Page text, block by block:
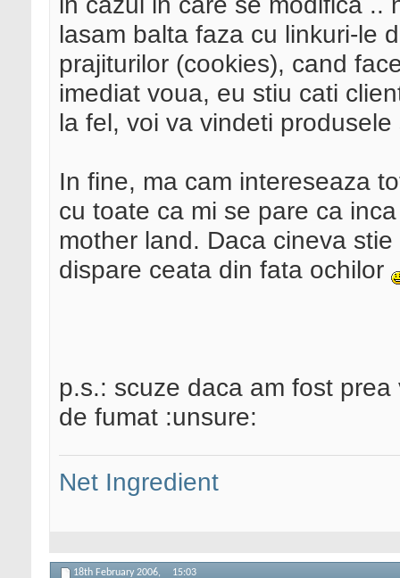
lasam balta faza cu linkuri-le
prajiturilor (cookies), cand
imediat voua, eu stiu cati
la fel, voi va vindeti
In fine, ma cam intereseaza
cu toate ca mi se pare ca
mother land. Daca cineva
dispare ceata din fata ochilor
p.s.: scuze daca am fost
de fumat :unsure:
Net Ingredient
18th February 2006, 15:03